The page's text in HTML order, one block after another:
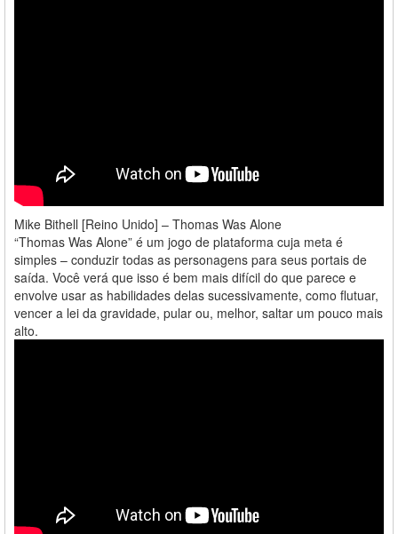
Mike Bithell [Reino Unido] – Thomas Was Alone
“Thomas Was Alone” é um jogo de plataforma cuja meta é
simples – conduzir todas as personagens para seus portais de
saída. Você verá que isso é bem mais difícil do que parece e
envolve usar as habilidades delas sucessivamente, como flutuar,
vencer a lei da gravidade, pular ou, melhor, saltar um pouco mais
alto.